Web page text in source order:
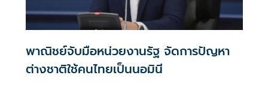
พาณิชย์จับมือหน่วยงานรัฐ จัดการปัญหา
ต่างชาติใช้คนไทยเป็นนอมินี